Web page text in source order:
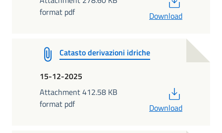
format pdf
Download
Catasto derivazioni idriche
15-12-2025
Attachment 412.58 KB
format pdf
Download